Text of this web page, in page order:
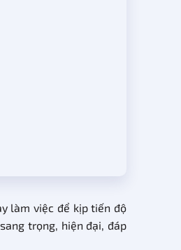
làm việc để kịp tiến độ
trọng, hiện đại, đáp